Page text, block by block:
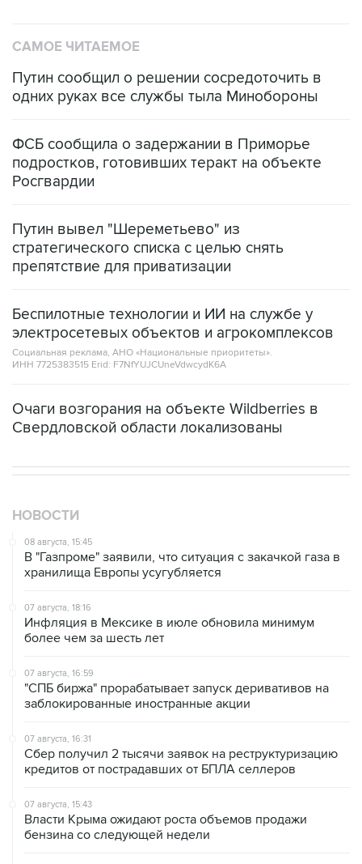
САМОЕ ЧИТАЕМОЕ
Путин сообщил о решении сосредоточить в
одних руках все службы тыла Минобороны
ФСБ сообщила о задержании в Приморье
подростков, готовивших теракт на объекте
Росгвардии
Путин вывел "Шереметьево" из
стратегического списка с целью снять
препятствие для приватизации
Беспилотные технологии и ИИ на службе у
электросетевых объектов и агрокомплексов
Социальная реклама, АНО «Национальные приоритеты».
ИНН 7725383515 Erid: F7NfYUJCUneVdwcydK6A
Очаги возгорания на объекте Wildberries в
Свердловской области локализованы
НОВОСТИ
08 августа, 15:45
В "Газпроме" заявили, что ситуация с закачкой газа в
хранилища Европы усугубляется
07 августа, 18:16
Инфляция в Мексике в июле обновила минимум
более чем за шесть лет
07 августа, 16:59
"СПБ биржа" прорабатывает запуск деривативов на
заблокированные иностранные акции
07 августа, 16:31
Сбер получил 2 тысячи заявок на реструктуризацию
кредитов от пострадавших от БПЛА селлеров
07 августа, 15:43
Власти Крыма ожидают роста объемов продажи
бензина со следующей недели